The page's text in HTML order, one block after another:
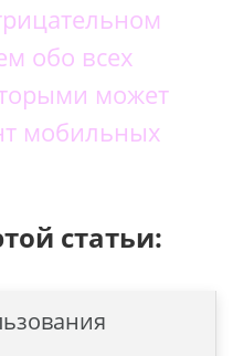
обо всех
может
мобильных
статьи: